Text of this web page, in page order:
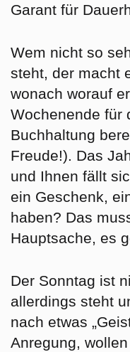
Garant für
Wem nicht so
steht, der macht
wonach worauf
Wochenende für
Buchhaltung
Freude!). Das
und Ihnen fällt
ein Geschenk,
haben? Das
Hauptsache, es
Der Sonntag ist
allerdings steht
nach etwas
Anregung,